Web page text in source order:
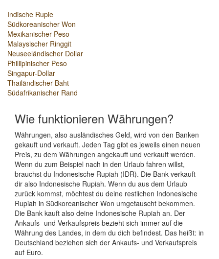
Indische Rupie
Südkoreanischer Won
Mexikanischer Peso
Malaysischer Ringgit
Neuseeländischer Dollar
Phillipinischer Peso
Singapur-Dollar
Thailändischer Baht
Südafrikanischer Rand
Wie funktionieren Währungen?
Währungen, also ausländisches Geld, wird von den Banken
gekauft und verkauft. Jeden Tag gibt es jeweils einen neuen
Preis, zu dem Währungen angekauft und verkauft werden.
Wenn du zum Beispiel nach in den Urlaub fahren willst,
brauchst du Indonesische Rupiah (IDR). Die Bank verkauft
dir also Indonesische Rupiah. Wenn du aus dem Urlaub
zurück kommst, möchtest du deine restlichen Indonesische
Rupiah in Südkoreanischer Won umgetauscht bekommen.
Die Bank kauft also deine Indonesische Rupiah an. Der
Ankaufs- und Verkaufspreis bezieht sich immer auf die
Währung des Landes, in dem du dich befindest. Das heißt: in
Deutschland beziehen sich der Ankaufs- und Verkaufspreis
auf Euro.